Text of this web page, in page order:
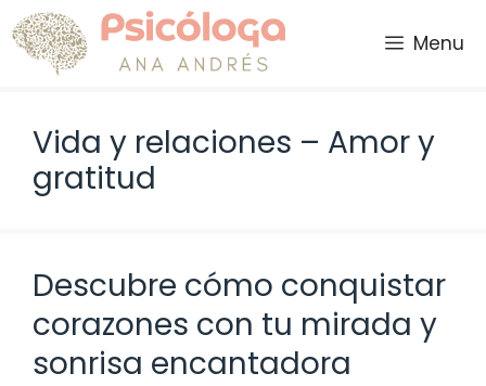
Saltar
al
contenido
Menu
Vida y relaciones – Amor y
gratitud
Descubre cómo conquistar
corazones con tu mirada y
sonrisa encantadora